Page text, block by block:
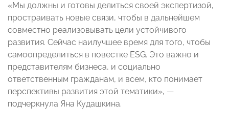
«Мы должны и готовы делиться своей экспертизой,
простраивать новые связи, чтобы в дальнейшем
совместно реализовывать цели устойчивого
развития. Сейчас наилучшее время для того, чтобы
самоопределиться в повестке ESG. Это важно и
представителям бизнеса, и социально
ответственным гражданам, и всем, кто понимает
перспективы развития этой тематики», —
подчеркнула Яна Кудашкина.